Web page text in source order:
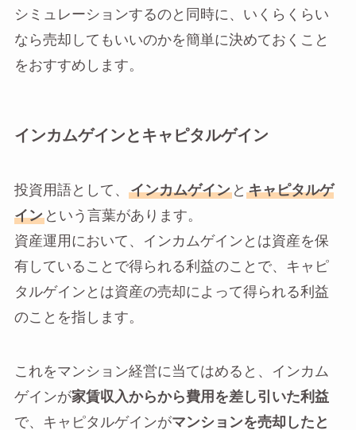
シミュレーションするのと同時に、いくらくらい
なら売却してもいいのかを簡単に決めておくこと
をおすすめします。
インカムゲインとキャピタルゲイン
投資用語として、 インカムゲインと キャピタルゲ
インという言葉があります。
資産運用において、インカムゲインとは資産を保
有していることで得られる利益のことで、キャピ
タルゲインとは資産の売却によって得られる利益
のことを指します。
これをマンション経営に当てはめると、インカム
ゲインが家賃収入からから費用を差し引いた利益
で、キャピタルゲインがマンションを売却したと